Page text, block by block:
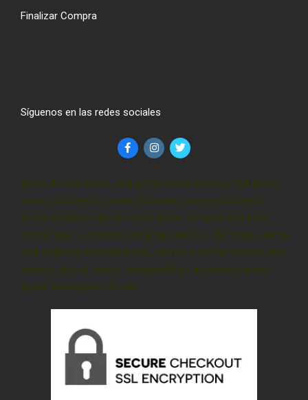
Finalizar Compra
Síguenos en las redes sociales
gotas de cbd precio, cbd gotas precio méxico, cbd gotas
precio, cbd precio, gotas cbd precio, aceite cbd precio,
donde comprar cbd en cdmx, donde comprar cbd para
dormir, cbd – comprar, cbd gotas méxico, cbd cdmx, pluma
cbd, gotas de cannabi precio, cbd para dormir méxico, cbd
mexico, cbd oil precio, cannabidiol gotas precio méxico,
gotas sublinguales de cbd